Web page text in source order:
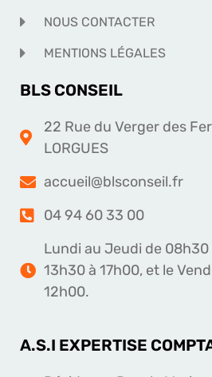
NOUS CONTACTER
MENTIONS LÉGALES
BLS CONSEIL
22 Rue du Verger des
LORGUES
accueil@blsconseil.fr
04 94 60 33 00
Lundi au Jeudi de 08h30
13h30 à 17h00, et le
12h00.
A.S.I EXPERTISE